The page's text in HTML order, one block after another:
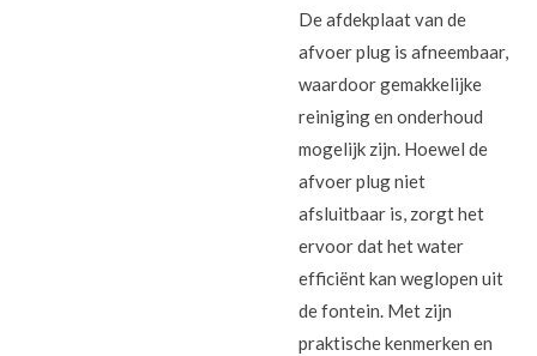
De afdekplaat van de
afvoer plug is afneembaar,
waardoor gemakkelijke
reiniging en onderhoud
mogelijk zijn. Hoewel de
afvoer plug niet
afsluitbaar is, zorgt het
ervoor dat het water
efficiënt kan weglopen uit
de fontein. Met zijn
praktische kenmerken en